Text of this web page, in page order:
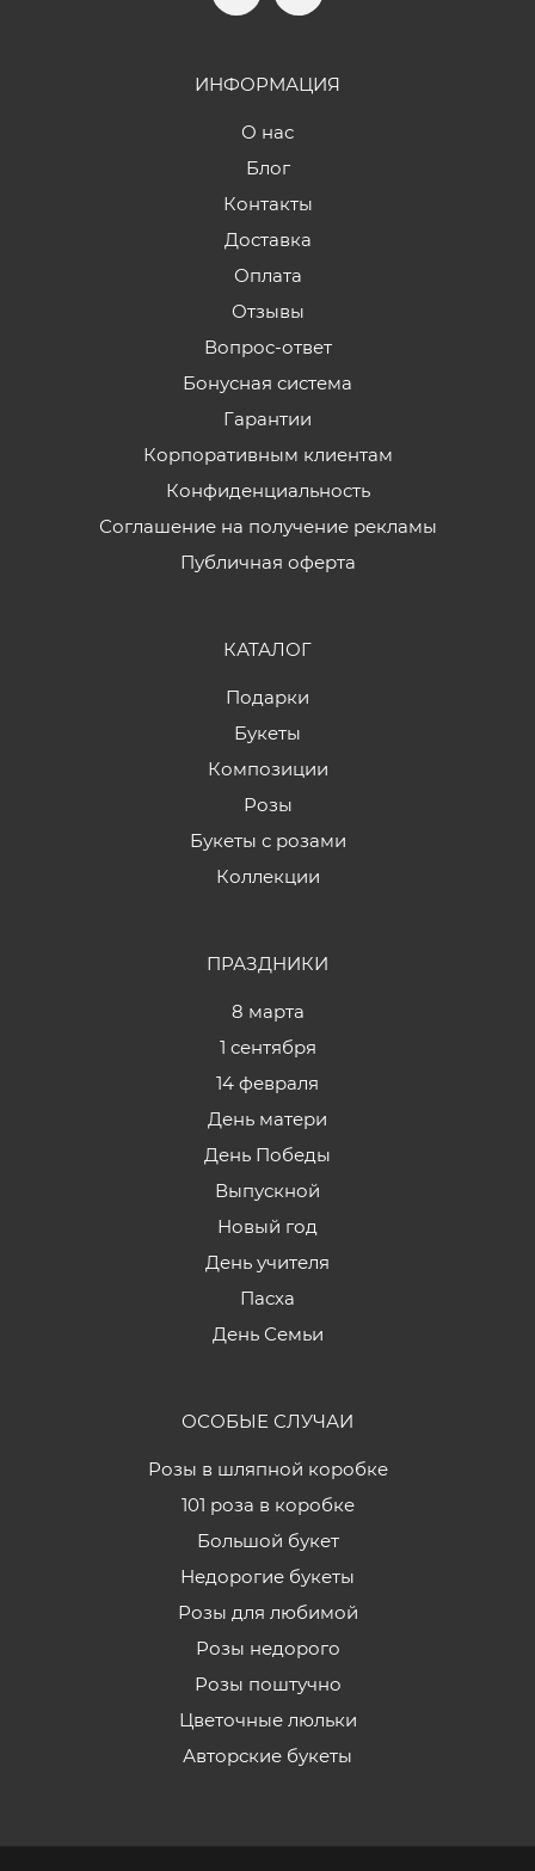
ИНФОРМАЦИЯ
О нас
Блог
Контакты
Доставка
Оплата
Отзывы
Вопрос-ответ
Бонусная система
Гарантии
Корпоративным клиентам
Конфиденциальность
Соглашение на получение рекламы
Публичная оферта
КАТАЛОГ
Подарки
Букеты
Композиции
Розы
Букеты с розами
Коллекции
ПРАЗДНИКИ
8 марта
1 сентября
14 февраля
День матери
День Победы
Выпускной
Новый год
День учителя
Пасха
День Семьи
ОСОБЫЕ СЛУЧАИ
Розы в шляпной коробке
101 роза в коробке
Большой букет
Недорогие букеты
Розы для любимой
Розы недорого
Розы поштучно
Цветочные люльки
Авторские букеты